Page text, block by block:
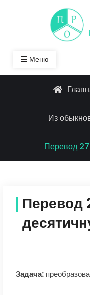
Меню
Из
Перевод
Перевод
Задача: